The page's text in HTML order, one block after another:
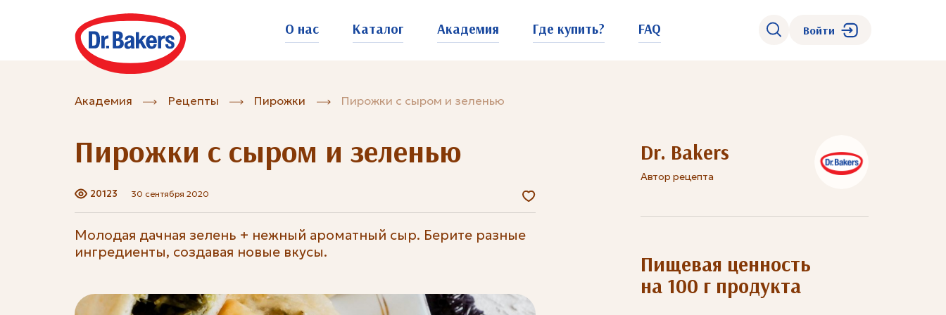
О нас Каталог Академия Где купить? FAQ Войти
Академия Рецепты Пирожки Пирожки с сыром и зеленью
Пирожки с сыром и зеленью
20123 30 сентября 2020
Dr. Bakers
Автор рецепта
Молодая дачная зелень + нежный ароматный сыр. Берите разные
ингредиенты, создавая новые вкусы.
Пищевая ценность
на 100 г продукта